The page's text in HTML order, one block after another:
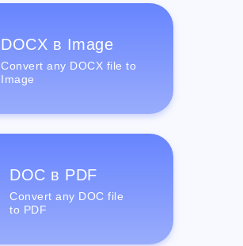
DOCX в Image
Convert any DOCX file to
Image
DOC в PDF
Convert any DOC file
to PDF